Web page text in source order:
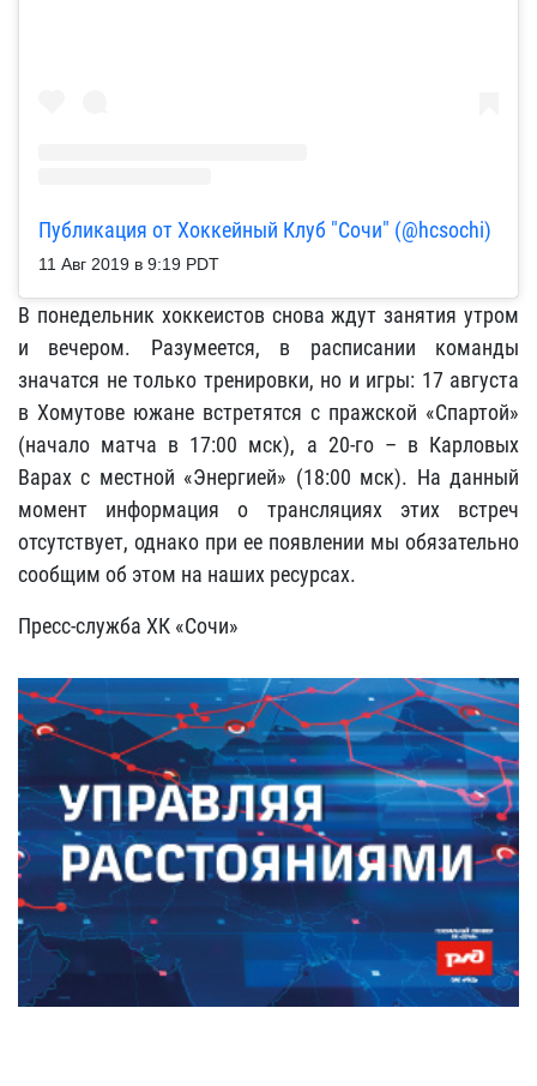
Публикация от Хоккейный Клуб "Сочи" (@hcsochi)
11 Авг 2019 в 9:19 PDT
В понедельник хоккеистов снова ждут занятия утром
и вечером. Разумеется, в расписании команды
значатся не только тренировки, но и игры: 17 августа
в Хомутове южане встретятся с пражской «Спартой»
(начало матча в 17:00 мск), а 20-го – в Карловых
Варах с местной «Энергией» (18:00 мск). На данный
момент информация о трансляциях этих встреч
отсутствует, однако при ее появлении мы обязательно
сообщим об этом на наших ресурсах.
Пресс-служба ХК «Сочи»